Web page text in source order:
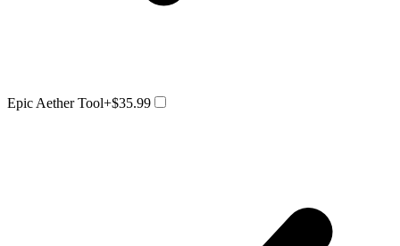
Epic Aether Tool+$35.99